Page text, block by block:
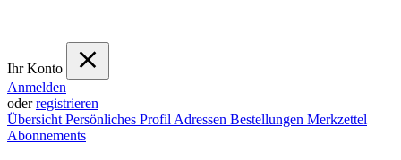
Ihr Konto
Anmelden
oderregistrieren
Übersicht Persönliches Profil Adressen Bestellungen Merkzettel
Abonnements